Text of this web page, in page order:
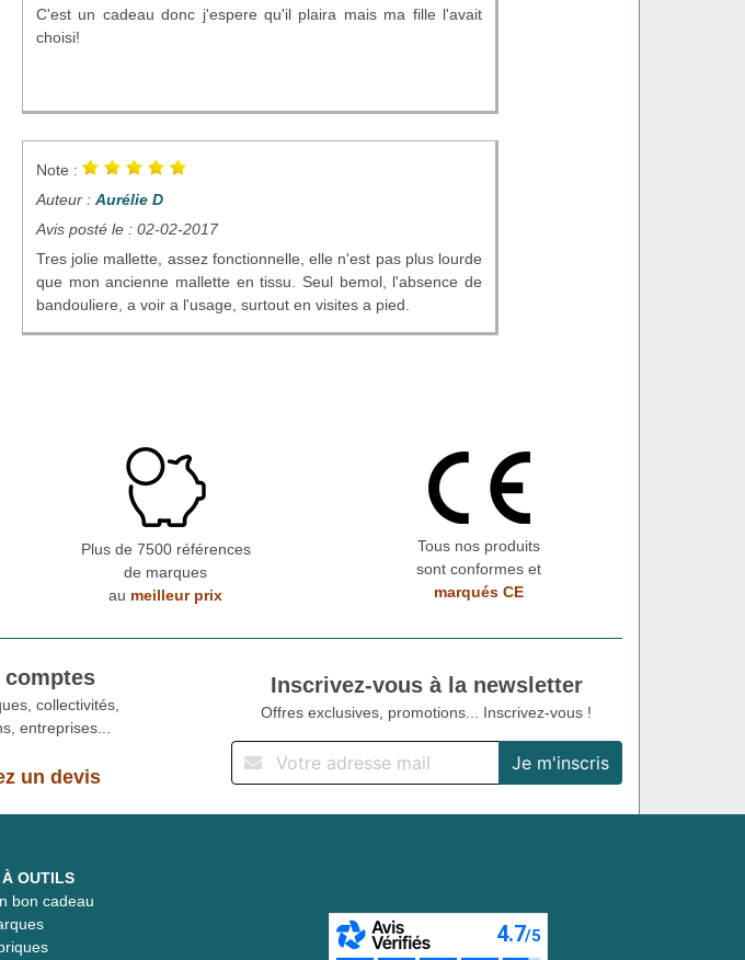
C'est un cadeau donc j'espere qu'il plaira mais ma fille l'avait
choisi!
Note :
Auteur : Aurélie D
Avis posté le : 02-02-2017
Tres jolie mallette, assez fonctionnelle, elle n'est pas plus lourde
que mon ancienne mallette en tissu. Seul bemol, l'absence de
bandouliere, a voir a l'usage, surtout en visites a pied.
Plus de 7500 références
de marques
au meilleur prix
Tous nos produits
sont conformes et
marqués CE
comptes
collectivités,
entreprises...
un devis
Inscrivez-vous à la newsletter
Offres exclusives, promotions... Inscrivez-vous !
OUTILS
bon cadeau